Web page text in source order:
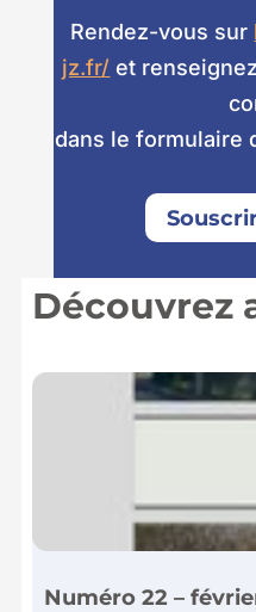
Rendez-vous sur
jz.fr/ et
dans le formulaire
Découvrez
Numéro 22 –